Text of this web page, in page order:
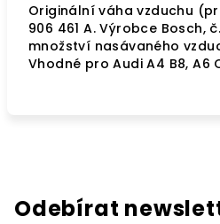
Originální váha vzduchu
906 461 A. Výrobce Bosch,
množství nasávaného
Vhodné pro Audi A4 B8, A6
Odebírat